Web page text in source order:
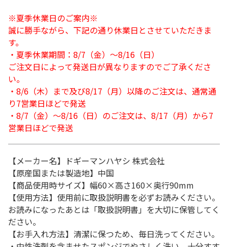
※夏季休業日のご案内※
誠に勝手ながら、下記の通り休業日とさせていただきま
す。
・夏季休業期間：8/7（金）～8/16（日）
ご注文日によって発送日が異なりますのでご了承くださ
い。
・8/6（木）まで及び8/17（月）以降のご注文は、通常通
り7営業日ほどで発送
・8/7（金）～8/16（日）のご注文は、8/17（月）から7
営業日ほどで発送
【メーカー名】ドギーマンハヤシ 株式会社
【原産国または製造地】中国
【商品使用時サイズ】幅60×高さ160×奥行90mm
【使用方法】使用前に取扱説明書を必ずお読みください。
お読みになったあとは「取扱説明書」を大切に保管してく
ださい。
【お手入れ方法】清潔に保つため、毎日洗ってください。